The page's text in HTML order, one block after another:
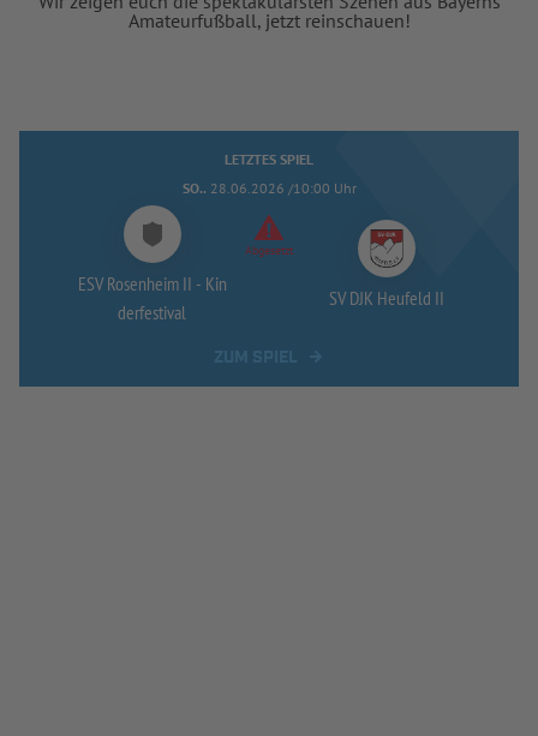
Amateurfußball, jetzt reinschauen!
LETZTES SPIEL
SO.. 28.06.2026 /10:00 Uhr
ESV Rosenheim II - Kin
derfestival
Abgesetzt
SV DJK Heufeld II